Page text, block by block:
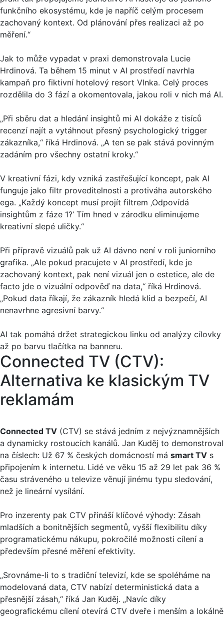
funkčního ekosystému, kde je napříč celým procesem
zachovaný kontext. Od plánování přes realizaci až po
měření.“
Jak to může vypadat v praxi demonstrovala Lucie
Hrdinová. Ta během 15 minut v AI prostředí navrhla
kampaň pro fiktivní hotelový resort Vlnka. Celý proces
rozdělila do 3 fází a okomentovala, jakou roli v nich má AI.
„Při sběru dat a hledání insightů mi AI dokáže z tisíců
recenzí najít a vytáhnout přesný psychologický trigger
zákazníka,“ říká Hrdinová. „A ten se pak stává povinným
zadáním pro všechny ostatní kroky.“
V kreativní fázi, kdy vzniká zastřešující koncept, pak AI
funguje jako filtr proveditelnosti a protiváha autorského
ega. „Každý koncept musí projít filtrem ‚Odpovídá
insightům z fáze 1?‘ Tím hned v zárodku eliminujeme
kreativní slepé uličky.“
Při přípravě vizuálů pak už AI dávno není v roli juniorního
grafika. „Ale pokud pracujete v AI prostředí, kde je
zachovaný kontext, pak není vizuál jen o estetice, ale de
facto jde o vizuální odpověď na data,“ říká Hrdinová.
„Pokud data říkají, že zákazník hledá klid a bezpečí, AI
nenavrhne agresivní barvy.“
AI tak pomáhá držet strategickou linku od analýzy cílovky
až po barvu tlačítka na banneru.
Connected TV (CTV):
Alternativa ke klasickým TV
reklamám
Connected TV (CTV) se stává jedním z nejvýznamnějších
a dynamicky rostoucích kanálů. Jan Kuděj to demonstroval
na číslech: Už 67 % českých domácností má smart TV s
připojením k internetu. Lidé ve věku 15 až 29 let pak 36 %
času stráveného u televize věnují jinému typu sledování,
než je lineární vysílání.
Pro inzerenty pak CTV přináší klíčové výhody: Zásah
mladších a bonitnějších segmentů, vyšší flexibilitu díky
programatickému nákupu, pokročilé možnosti cílení a
především přesné měření efektivity.
„Srovnáme-li to s tradiční televizí, kde se spoléháme na
modelovaná data, CTV nabízí deterministická data a
přesnější zásah,“ říká Jan Kuděj. „Navíc díky
geografickému cílení otevírá CTV dveře i menším a lokálně